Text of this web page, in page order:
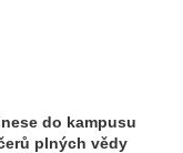
do kampusu
plných vědy